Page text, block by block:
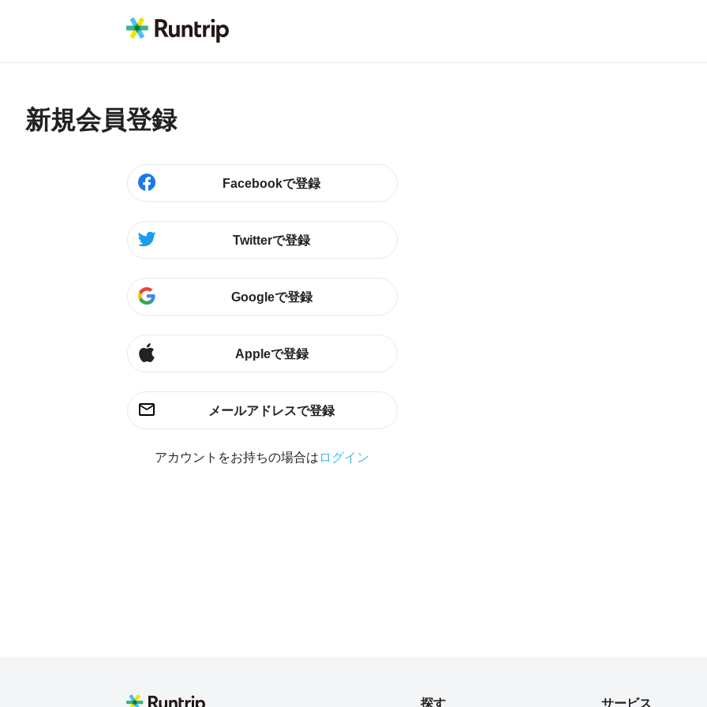
新規会員登録
Facebookで登録
Twitterで登録
Googleで登録
Appleで登録
メールアドレスで登録
アカウントをお持ちの場合は ログイン
探す サービス